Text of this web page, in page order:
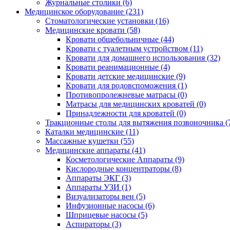
Журнальные столики (6)
Медицинское оборудование (231)
Стоматологические установки (16)
Медицинские кровати (58)
Кровати общебольничные (44)
Кровати с туалетным устройством (11)
Кровати для домашнего использования (32)
Кровати реанимационные (4)
Кровати детские медицинские (9)
Кровати для родовспоможения (1)
Противопролежневые матрасы (0)
Матрасы для медицинских кроватей (0)
Принадлежности для кроватей (0)
Тракционные столы для вытяжения позвоночника
Каталки медицинские (11)
Массажные кушетки (55)
Медицинские аппараты (41)
Косметологические Аппараты (9)
Кислородные концентраторы (8)
Аппараты ЭКГ (3)
Аппараты УЗИ (1)
Визуализаторы вен (5)
Инфузионные насосы (6)
Шприцевые насосы (5)
Аспираторы (3)